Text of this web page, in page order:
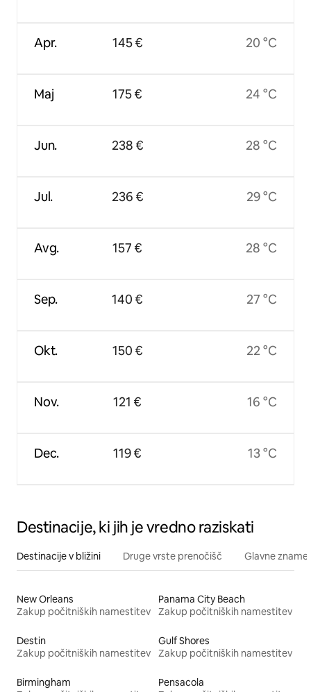
Apr.
Maj
Jun.
Jul.
Avg.
Sep.
Okt.
Nov.
Dec.
145 €
175 €
238 €
236 €
157 €
140 €
150 €
121 €
119 €
20 °C
24 °C
28 °C
29 °C
28 °C
27 °C
22 °C
16 °C
13 °C
Destinacije, ki jih je vredno raziskati
Destinacije v bližini Druge vrste prenočišč Glavne
New Orleans
Zakup počitniških namestitev
Panama City Beach
Zakup počitniških namestitev
Destin
Zakup počitniških namestitev
Gulf Shores
Zakup počitniških namestitev
Birmingham
Pensacola